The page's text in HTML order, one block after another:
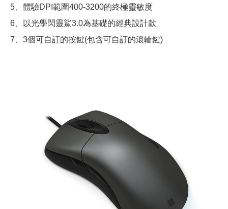
5、體驗DPI範圍400-3200的終極靈敏度
6、以光學閃靈鯊3.0為基礎的經典設計款
7、3個可自訂的按鍵(包含可自訂的滾輪鍵)